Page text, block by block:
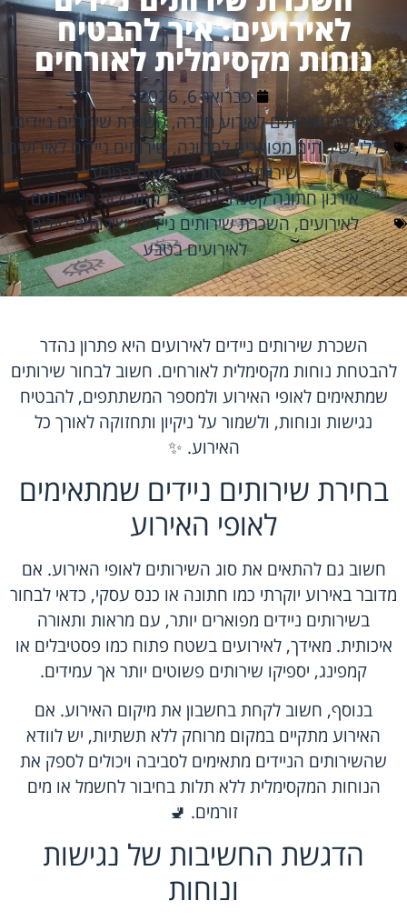
לאירועים: איך להבטיח
נוחות מקסימלית לאורחים
פברואר 6, 2026
השכרת שירותים לאירוע חברה,השכרת שירותים ניידים,
כללי,שירותים מפוארים לחתונה, שירותים ניידים לאירועים,
שירותים ניידים לאירועים בטבע
אירגון חתונה קטנה,החברות המובילות בשירותים
לאירועים,השכרת שירותים ניידים,שירותים ניידים
לאירועים בטבע
השכרת שירותים ניידים לאירועים היא פתרון נהדר
להבטחת נוחות מקסימלית לאורחים. חשוב לבחור שירותים
שמתאימים לאופי האירוע ולמספר המשתתפים, להבטיח
נגישות ונוחות, ולשמור על ניקיון ותחזוקה לאורך כל
האירוע. ✨
בחירת שירותים ניידים שמתאימים
לאופי האירוע
חשוב גם להתאים את סוג השירותים לאופי האירוע. אם
מדובר באירוע יוקרתי כמו חתונה או כנס עסקי, כדאי לבחור
בשירותים ניידים מפוארים יותר, עם מראות ותאורה
איכותית. מאידך, לאירועים בשטח פתוח כמו פסטיבלים או
קמפינג, יספיקו שירותים פשוטים יותר אך עמידים.
בנוסף, חשוב לקחת בחשבון את מיקום האירוע. אם
האירוע מתקיים במקום מרוחק ללא תשתיות, יש לוודא
שהשירותים הניידים מתאימים לסביבה ויכולים לספק את
הנוחות המקסימלית ללא תלות בחיבור לחשמל או מים
זורמים. 🚽
הדגשת החשיבות של נגישות
ונוחות